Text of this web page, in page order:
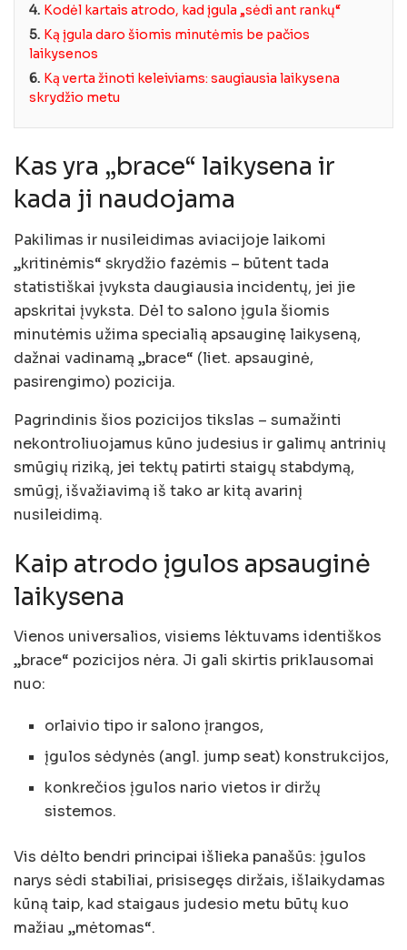
4. Kodėl kartais atrodo, kad įgula „sėdi ant rankų“
5. Ką įgula daro šiomis minutėmis be pačios
laikysenos
6. Ką verta žinoti keleiviams: saugiausia laikysena
skrydžio metu
Kas yra „brace“ laikysena ir
kada ji naudojama
Pakilimas ir nusileidimas aviacijoje laikomi
„kritinėmis“ skrydžio fazėmis – būtent tada
statistiškai įvyksta daugiausia incidentų, jei jie
apskritai įvyksta. Dėl to salono įgula šiomis
minutėmis užima specialią apsauginę laikyseną,
dažnai vadinamą „brace“ (liet. apsauginė,
pasirengimo) pozicija.
Pagrindinis šios pozicijos tikslas – sumažinti
nekontroliuojamus kūno judesius ir galimų antrinių
smūgių riziką, jei tektų patirti staigų stabdymą,
smūgį, išvažiavimą iš tako ar kitą avarinį
nusileidimą.
Kaip atrodo įgulos apsauginė
laikysena
Vienos universalios, visiems lėktuvams identiškos
„brace“ pozicijos nėra. Ji gali skirtis priklausomai
nuo:
orlaivio tipo ir salono įrangos,
įgulos sėdynės (angl. jump seat) konstrukcijos,
konkrečios įgulos nario vietos ir diržų
sistemos.
Vis dėlto bendri principai išlieka panašūs: įgulos
narys sėdi stabiliai, prisisegęs diržais, išlaikydamas
kūną taip, kad staigaus judesio metu būtų kuo
mažiau „mėtomas“.